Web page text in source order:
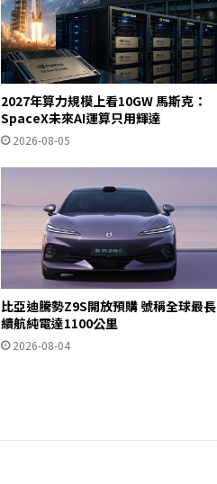
2027年算力規模上看10GW 馬斯克：
SpaceX未來AI運算只用輝達
2026-08-05
比亞迪騰勢Z9S開放預購 號稱全球最長
續航純電達1100公里
2026-08-04